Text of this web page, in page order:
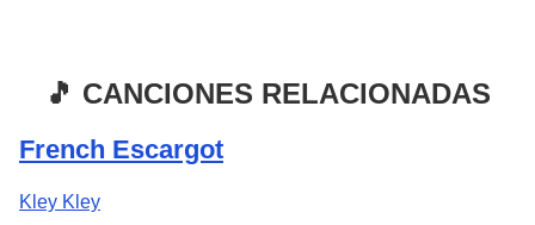
🎵 CANCIONES RELACIONADAS
French Escargot
Kley Kley